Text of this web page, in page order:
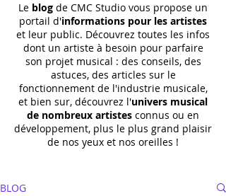
Le blog de CMC Studio vous propose un
portail d'informations pour les artistes
et leur public. Découvrez toutes les infos
dont un artiste à besoin pour parfaire
son projet musical : des conseils, des
astuces, des articles sur le
fonctionnement de l'industrie musicale,
et bien sur, découvrez l'univers musical
de nombreux artistes connus ou en
développement, plus le plus grand plaisir
de nos yeux et nos oreilles !
BLOG